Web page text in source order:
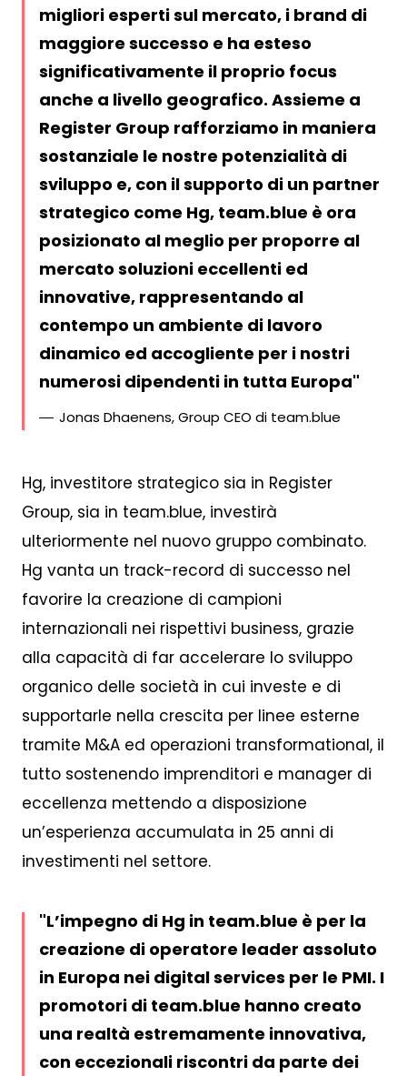
migliori esperti sul mercato, i brand di
maggiore successo e ha esteso
significativamente il proprio focus
anche a livello geografico. Assieme a
Register Group rafforziamo in maniera
sostanziale le nostre potenzialità di
sviluppo e, con il supporto di un partner
strategico come Hg, team.blue è ora
posizionato al meglio per proporre al
mercato soluzioni eccellenti ed
innovative, rappresentando al
contempo un ambiente di lavoro
dinamico ed accogliente per i nostri
numerosi dipendenti in tutta Europa
Jonas Dhaenens, Group CEO di team.blue
Hg, investitore strategico sia in Register
Group, sia in team.blue, investirà
ulteriormente nel nuovo gruppo combinato.
Hg vanta un track-record di successo nel
favorire la creazione di campioni
internazionali nei rispettivi business, grazie
alla capacità di far accelerare lo sviluppo
organico delle società in cui investe e di
supportarle nella crescita per linee esterne
tramite M&A ed operazioni transformational, il
tutto sostenendo imprenditori e manager di
eccellenza mettendo a disposizione
un’esperienza accumulata in 25 anni di
investimenti nel settore.
L’impegno di Hg in team.blue è per la
creazione di operatore leader assoluto
in Europa nei digital services per le PMI. I
promotori di team.blue hanno creato
una realtà estremamente innovativa,
con eccezionali riscontri da parte dei